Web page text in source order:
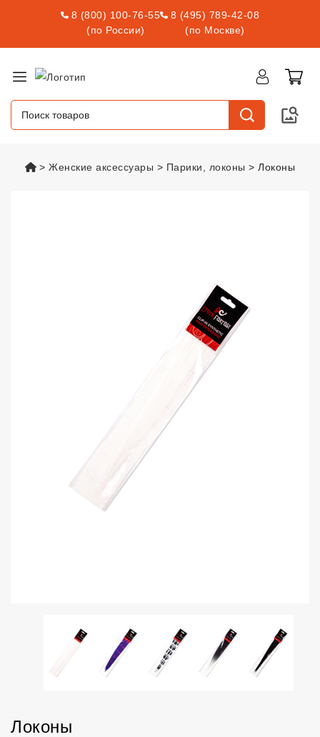
8 (800) 100-76-55
(по России)
8 (495) 789-42-08
(по Москве)
vsexshop.ru
Женские аксессуары Парики, локоны Локоны
Локоны